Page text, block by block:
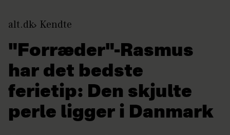
alt.dk Kendte
"Forræder"-Rasmus
har det bedste
ferietip: Den skjulte
perle ligger i Danmark